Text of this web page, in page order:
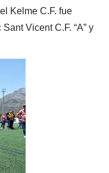
Kelme C.F. fue
Vicent C.F. “A” y